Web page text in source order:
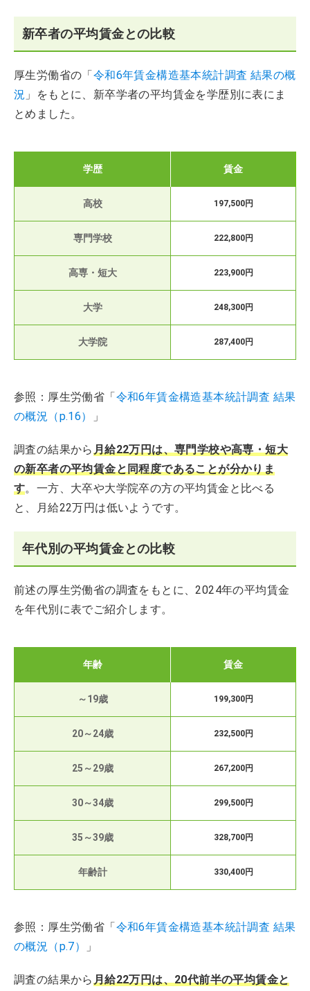
新卒者の平均賃金との比較
厚生労働省の「令和6年賃金構造基本統計調査 結果の概
況 」をもとに、新卒学者の平均賃金を学歴別に表にま
とめました。
学歴 賃金
高校 197,500円
専門学校 222,800円
高専・短大 223,900円
大学 248,300円
大学院 287,400円
参照：厚生労働省「令和6年賃金構造基本統計調査 結果
の概況（p.16）
」
調査の結果から月給22万円は、専門学校や高専・短大
の新卒者の平均賃金と同程度であることが分かりま
す。一方、大卒や大学院卒の方の平均賃金と比べる
と、月給22万円は低いようです。
年代別の平均賃金との比較
前述の厚生労働省の調査をもとに、2024年の平均賃金
を年代別に表でご紹介します。
年齢 賃金
～19歳 199,300円
20～24歳 232,500円
25～29歳 267,200円
30～34歳 299,500円
35～39歳 328,700円
年齢計 330,400円
参照：厚生労働省「令和6年賃金構造基本統計調査 結果
の概況（p.7）
」
調査の結果から月給22万円は、20代前半の平均賃金と